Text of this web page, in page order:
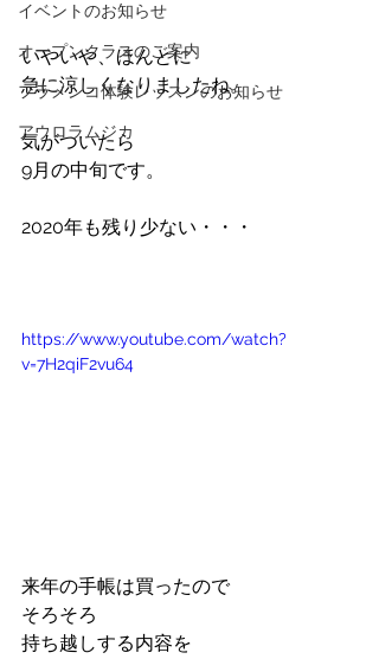
イベントのお知らせ
オープンクラスのご案内
フラメンコ体験レッスンのお知らせ
アウロラムジカ
いやいや、ほんとに
急に涼しくなりましたね。
気がついたら
9月の中旬です。
2020年も残り少ない・・・
https://www.youtube.com/watch?
v=7H2qiF2vu64
来年の手帳は買ったので
そろそろ
持ち越しする内容を